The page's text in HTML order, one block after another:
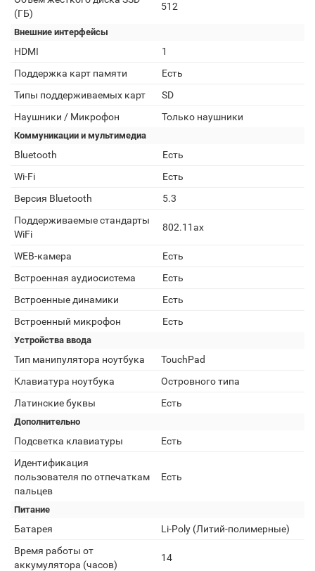
(ГБ)
512
Внешние интерфейсы
HDMI
1
Поддержка карт памяти
Есть
Типы поддерживаемых карт
SD
Наушники / Микрофон
Только наушники
Коммуникации и мультимедиа
Bluetooth
Есть
Wi-Fi
Есть
Версия Bluetooth
5.3
Поддерживаемые стандарты
WiFi
802.11ax
WEB-камера
Есть
Встроенная аудиосистема
Есть
Встроенные динамики
Есть
Встроенный микрофон
Есть
Устройства ввода
Тип манипулятора ноутбука
TouchPad
Клавиатура ноутбука
Островного типа
Латинские буквы
Есть
Дополнительно
Подсветка клавиатуры
Есть
Идентификация
пользователя по отпечаткам
пальцев
Есть
Питание
Батарея
Li-Poly (Литий-полимерные)
Время работы от
аккумулятора (часов)
14